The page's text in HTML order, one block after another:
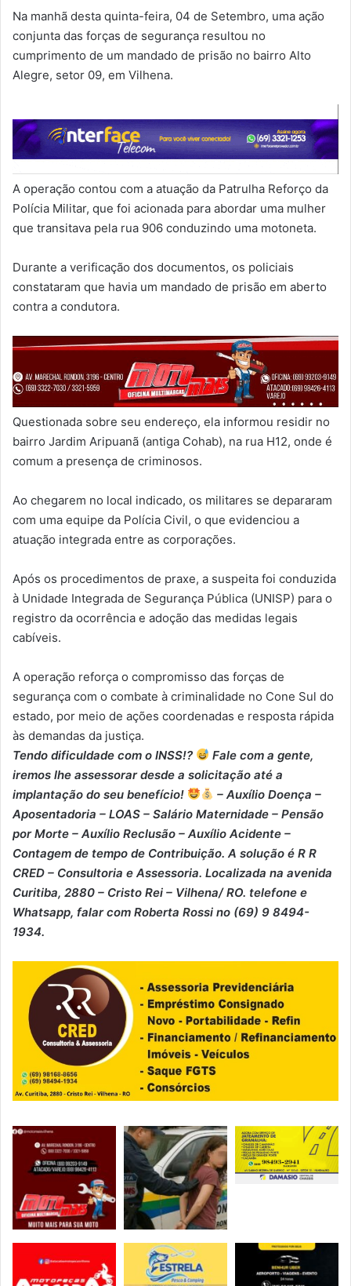
Na manhã desta quinta-feira, 04 de Setembro, uma ação
conjunta das forças de segurança resultou no
cumprimento de um mandado de prisão no bairro Alto
Alegre, setor 09, em Vilhena.
A operação contou com a atuação da Patrulha Reforço da
Polícia Militar, que foi acionada para abordar uma mulher
que transitava pela rua 906 conduzindo uma motoneta.
Durante a verificação dos documentos, os policiais
constataram que havia um mandado de prisão em aberto
contra a condutora.
Questionada sobre seu endereço, ela informou residir no
bairro Jardim Aripuanã (antiga Cohab), na rua H12, onde é
comum a presença de criminosos.
Ao chegarem no local indicado, os militares se depararam
com uma equipe da Polícia Civil, o que evidenciou a
atuação integrada entre as corporações.
Após os procedimentos de praxe, a suspeita foi conduzida
à Unidade Integrada de Segurança Pública (UNISP) para o
registro da ocorrência e adoção das medidas legais
cabíveis.
A operação reforça o compromisso das forças de
segurança com o combate à criminalidade no Cone Sul do
estado, por meio de ações coordenadas e resposta rápida
às demandas da justiça.
Tendo dificuldade com o INSS!?
Fale com a gente,
iremos lhe assessorar desde a solicitação até a
implantação do seu benefício!
– Auxílio Doença –
⁠Aposentadoria – ⁠LOAS – ⁠Salário Maternidade – ⁠Pensão
por Morte – ⁠Auxílio Reclusão – ⁠Auxílio Acidente –
⁠Contagem de tempo de Contribuição. A solução é R R
CRED – Consultoria e Assessoria. Localizada na avenida
Curitiba, 2880 – Cristo Rei – Vilhena/ RO. telefone e
Whatsapp, falar com Roberta Rossi no (69) 9 8494-
1934.